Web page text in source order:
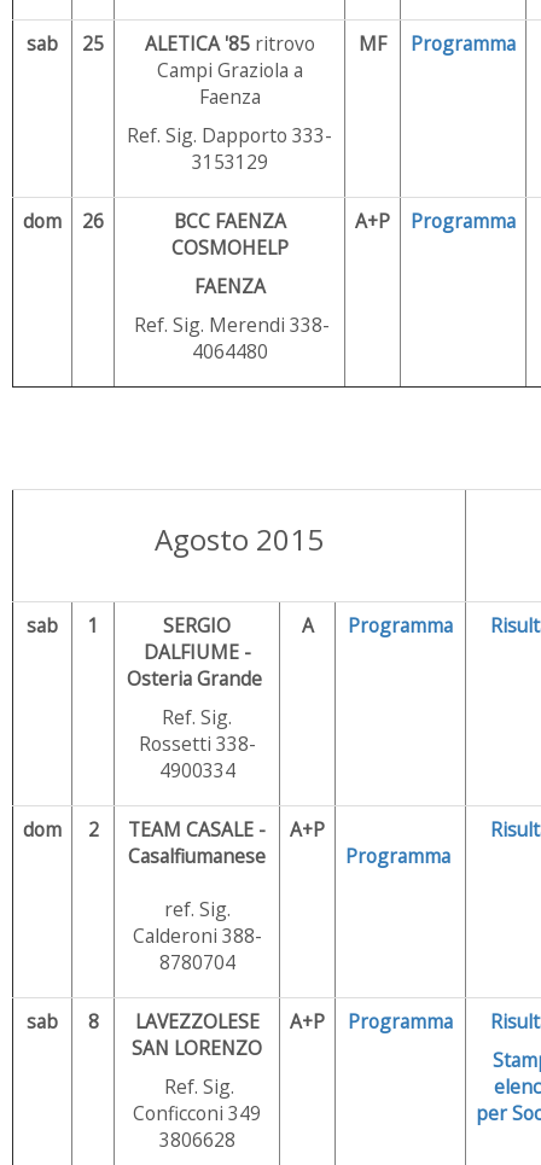
sab 25 ALETICA '85ritrovo
Campi Graziola a
Faenza
Ref. Sig. Dapporto 333-
3153129
MF Programma
dom 26
BCC FAENZA
COSMOHELP
FAENZA
Ref. Sig. Merendi 338-
4064480
A+P Programma
Agosto 2015
sab 1
SERGIO
DALFIUME -
Osteria Grande
Ref. Sig.
Rossetti 338-
4900334
A Programma
dom 2
TEAM CASALE -
Casalfiumanese
ref. Sig.
Calderoni 388-
8780704
A+P
Programma
sab 8
LAVEZZOLESE
SAN LORENZO
Ref. Sig.
Conficconi 349
3806628
A+P Programma
per